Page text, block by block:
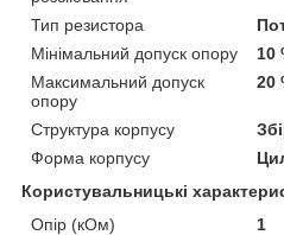
Тип резистора
Мінімальний допуск опору
10
Максимальний допуск
опору
20
Структура корпусу
Форма корпусу
Користувальницькі
Опір (кОм)
1